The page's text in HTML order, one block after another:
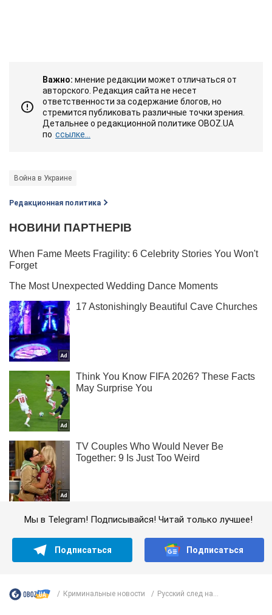
Важно: мнение редакции может отличаться от
авторского. Редакция сайта не несет
ответственности за содержание блогов, но
стремится публиковать различные точки зрения.
Детальнее о редакционной политике OBOZ.UA
по ссылке...
Война в Украине
Редакционная политика
Мы в Telegram! Подписывайся! Читай только лучшее!
Подписаться Подписаться
Криминальные новости Русский след на...